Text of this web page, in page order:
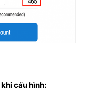
cấu hình: